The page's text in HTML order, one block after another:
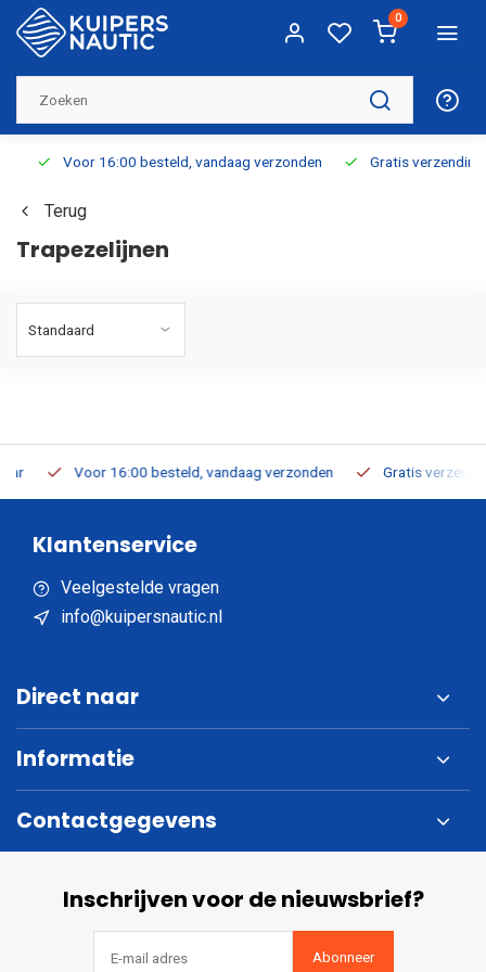
0
Voor 16:00 besteld, vandaag verzonden Gratis verzending
Terug
Trapezelijnen
Voor 16:00 besteld, vandaag verzonden Gratis verzending
Klantenservice
Veelgestelde vragen
info@kuipersnautic.nl
Direct naar
Informatie
Contactgegevens
Inschrijven voor de nieuwsbrief?
Abonneer